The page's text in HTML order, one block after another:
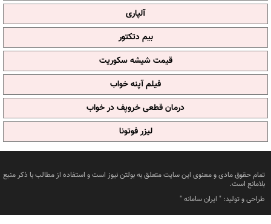
آلپاری
بیم دتکتور
قیمت شیشه سکوریت
فیلم آپنه خواب
درمان قطعی خروپف در خواب
لیزر فوتونا
تمام حقوق مادی و معنوی این سایت متعلق به بولتن نیوز است و استفاده از مطالب با ذکر منبع
بلامانع است.
طراحی و تولید: " ایران سامانه"